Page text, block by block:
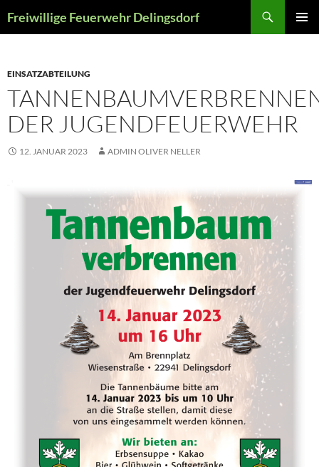
Inhalt
Freiwillige Feuerwehr Delingsdorf
EINSATZABTEILUNG
DER JUGENDFEUERWEHR
12. JANUAR 2023 ADMIN OLIVER NELLER